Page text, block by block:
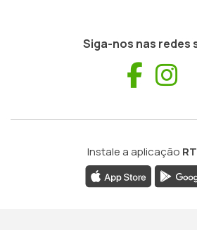
Siga-nos nas redes
Instale a aplicação